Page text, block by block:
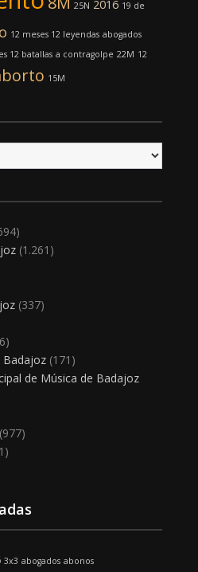
25N 2016 19 de
12 meses 12 leyendas abogados
12 batallas a contragolpe 22M 12
15M
(1.261)
(337)
Badajoz(171)
de Música de Badajoz
(977)
3x3 abogados abonos